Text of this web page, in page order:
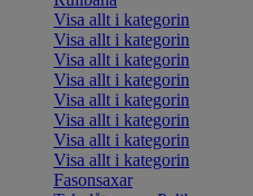
Visa allt i kategorin
Visa allt i kategorin
Visa allt i kategorin
Visa allt i kategorin
Visa allt i kategorin
Visa allt i kategorin
Visa allt i kategorin
Visa allt i kategorin
Fasonsaxar